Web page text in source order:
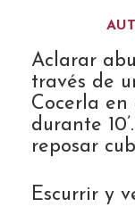
Aclarar
través de
Cocerla
durante
reposar
Escurrir y